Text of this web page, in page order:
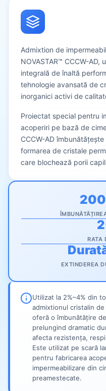
Admixtion de
NOVASTAR™ CCCW-
integrală de înaltă
tehnologie avansată de
inorganici activi de
Proiectat special pentru
acoperiri pe bază de
CCCW-AD
formarea de cristale
care blochează porii
RATA
EXTINDEREA
Utilizat la 2%–4% din
admixtionul cristalin de
oferă o îmbunătățire
prelungind dramatic
afecta rezistența,
Este utilizat pe scară
pentru fabricarea
impermeabilizare din
preamestecate.